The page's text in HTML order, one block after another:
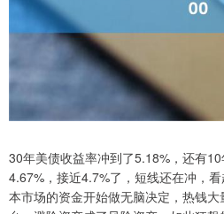
30年美债收益率冲到了5.18%，还有
4.67%，接近4.7%了，短线还在冲，
本市场的资金开始做无脑决定，热钱